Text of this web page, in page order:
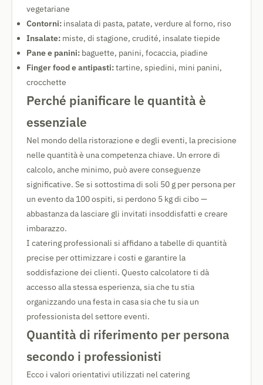
vegetariane
Contorni: insalata di pasta, patate, verdure al forno, riso
Insalate: miste, di stagione, crudité, insalate tiepide
Pane e panini: baguette, panini, focaccia, piadine
Finger food e antipasti:tartine, spiedini, mini panini,
crocchette
Perché pianificare le quantità è
essenziale
Nel mondo della ristorazione e degli eventi, la precisione
nelle quantità è una competenza chiave. Un errore di
calcolo, anche minimo, può avere conseguenze
significative. Se si sottostima di soli 50 g per persona per
un evento da 100 ospiti, si perdono 5 kg di cibo —
abbastanza da lasciare gli invitati insoddisfatti e creare
imbarazzo.
I catering professionali si affidano a tabelle di quantità
precise per ottimizzare i costi e garantire la
soddisfazione dei clienti. Questo calcolatore ti dà
accesso alla stessa esperienza, sia che tu stia
organizzando una festa in casa sia che tu sia un
professionista del settore eventi.
Quantità di riferimento per persona
secondo i professionisti
Ecco i valori orientativi utilizzati nel catering